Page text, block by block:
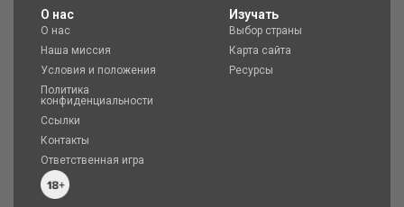
O нас
О нас
Наша миссия
Условия и положения
Политика
конфиденциальности
Ссылки
Контакты
Ответственная игра
Изучать
Выбор страны
Карта сайта
Ресурсы